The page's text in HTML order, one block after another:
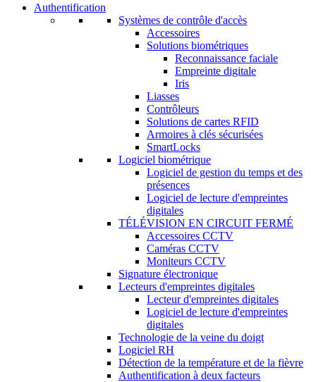
Authentification
Systèmes de contrôle d'accès
Accessoires
Solutions biométriques
Reconnaissance faciale
Empreinte digitale
Iris
Liasses
Contrôleurs
Solutions de cartes RFID
Armoires à clés sécurisées
SmartLocks
Logiciel biométrique
Logiciel de gestion du temps et des
présences
Logiciel de lecture d'empreintes
digitales
TÉLÉVISION EN CIRCUIT FERMÉ
Accessoires CCTV
Caméras CCTV
Moniteurs CCTV
Signature électronique
Lecteurs d'empreintes digitales
Lecteur d'empreintes digitales
Logiciel de lecture d'empreintes
digitales
Technologie de la veine du doigt
Logiciel RH
Détection de la température et de la fièvre
Authentification à deux facteurs